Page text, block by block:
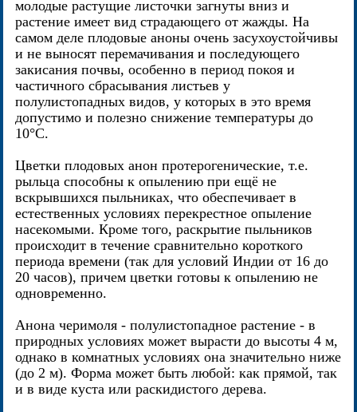
молодые растущие листочки загнуты вниз и
растение имеет вид страдающего от жажды. На
самом деле плодовые аноны очень засухоустойчивы
и не выносят перемачивания и последующего
закисания почвы, особенно в период покоя и
частичного сбрасывания листьев у
полулистопадных видов, у которых в это время
допустимо и полезно снижение температуры до
10°С.
Цветки плодовых анон протерогенические, т.е.
рыльца способны к опылению при ещё не
вскрывшихся пыльниках, что обеспечивает в
естественных условиях перекрестное опыление
насекомыми. Кроме того, раскрытие пыльников
происходит в течение сравнительно короткого
периода времени (так для условий Индии от 16 до
20 часов), причем цветки готовы к опылению не
одновременно.
Анона черимоля - полулистопадное растение - в
природных условиях может вырасти до высоты 4 м,
однако в комнатных условиях она значительно ниже
(до 2 м). Форма может быть любой: как прямой, так
и в виде куста или раскидистого дерева.